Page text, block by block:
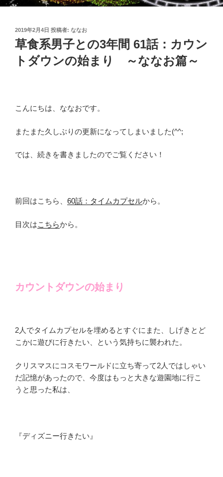
投
稿
日:
2019年2月4日 投稿者: ななお
草食系男子との3年間 61話：カウン
トダウンの始まり ～ななお篇～
こんにちは、ななおです。
またまた久しぶりの更新になってしまいました(^^;
では、続きを書きましたのでご覧ください！
前回はこちら、 60話：タイムカプセルから。
目次はこちらから。
カウントダウンの始まり
2人でタイムカプセルを埋めるとすぐにまた、しげきとど
こかに遊びに行きたい、という気持ちに襲われた。
クリスマスにコスモワールドに立ち寄って2人ではしゃい
だ記憶があったので、今度はもっと大きな遊園地に行こ
うと思った私は、
『ディズニー行きたい』